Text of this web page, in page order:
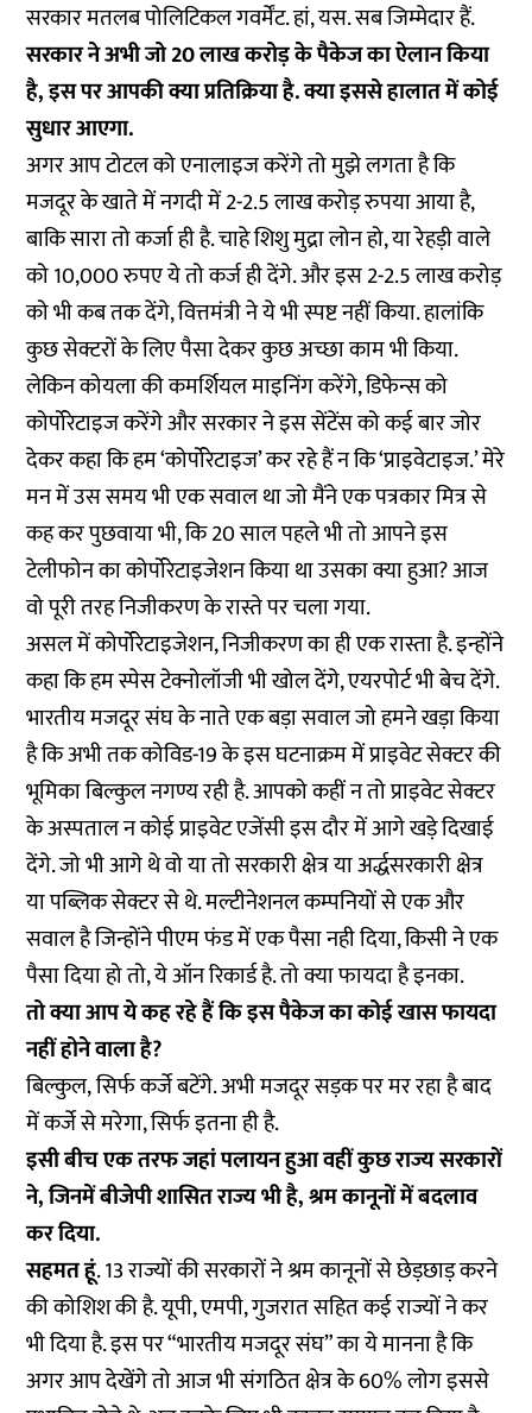
सरकार मतलब पोलिटिकल गवर्मेंट. हां, यस. सब जिम्मेदार हैं.
सरकार ने अभी जो 20 लाख करोड़ के पैकेज का ऐलान किया
है, इस पर आपकी क्या प्रतिक्रिया है. क्या इससे हालात में कोई
सुधार आएगा.
अगर आप टोटल को एनालाइज करेंगे तो मुझे लगता है कि
मजदूर के खाते में नगदी में 2-2.5 लाख करोड़ रुपया आया है,
बाकि सारा तो कर्जा ही है. चाहे शिशु मुद्रा लोन हो, या रेहड़ी वाले
को 10,000 रुपए ये तो कर्ज ही देंगे. और इस 2-2.5 लाख करोड़
को भी कब तक देंगे, वित्तमंत्री ने ये भी स्पष्ट नहीं किया. हालांकि
कुछ सेक्टरों के लिए पैसा देकर कुछ अच्छा काम भी किया.
लेकिन कोयला की कमर्शियल माइनिंग करेंगे, डिफेन्स को
कोर्पोरेटाइज करेंगे और सरकार ने इस सेंटेंस को कई बार जोर
देकर कहा कि हम ‘कोर्पोरेटाइज’ कर रहे हैं न कि ‘प्राइवेटाइज.’ मेरे
मन में उस समय भी एक सवाल था जो मैंने एक पत्रकार मित्र से
कह कर पुछवाया भी, कि 20 साल पहले भी तो आपने इस
टेलीफोन का कोर्पोरेटाइजेशन किया था उसका क्या हुआ? आज
वो पूरी तरह निजीकरण के रास्ते पर चला गया.
असल में कोर्पोरेटाइजेशन, निजीकरण का ही एक रास्ता है. इन्होंने
कहा कि हम स्पेस टेक्नोलॉजी भी खोल देंगे, एयरपोर्ट भी बेच देंगे.
भारतीय मजदूर संघ के नाते एक बड़ा सवाल जो हमने खड़ा किया
है कि अभी तक कोविड-19 के इस घटनाक्रम में प्राइवेट सेक्टर की
भूमिका बिल्कुल नगण्य रही है. आपको कहीं न तो प्राइवेट सेक्टर
के अस्पताल न कोई प्राइवेट एजेंसी इस दौर में आगे खड़े दिखाई
देंगे. जो भी आगे थे वो या तो सरकारी क्षेत्र या अर्द्धसरकारी क्षेत्र
या पब्लिक सेक्टर से थे. मल्टीनेशनल कम्पनियों से एक और
सवाल है जिन्होंने पीएम फंड में एक पैसा नही दिया, किसी ने एक
पैसा दिया हो तो, ये ऑन रिकार्ड है. तो क्या फायदा है इनका.
तो क्या आप ये कह रहे हैं कि इस पैकेज का कोई खास फायदा
नहीं होने वाला है?
बिल्कुल,सिर्फ कर्जे बटेंगे. अभी मजदूर सड़क पर मर रहा है बाद
में कर्जे से मरेगा, सिर्फ इतना ही है.
इसी बीच एक तरफ जहां पलायन हुआ वहीं कुछ राज्य सरकारों
ने, जिनमें बीजेपी शासित राज्य भी है, श्रम कानूनों में बदलाव
कर दिया.
सहमत हूं. 13 राज्यों कीसरकारों ने श्रम कानूनों से छेड़छाड़ करने
की कोशिश की है. यूपी, एमपी, गुजरात सहित कई राज्यों ने कर
भी दिया है. इस पर “भारतीय मजदूर संघ” का ये मानना है कि
अगर आप देखेंगे तो आज भी संगठित क्षेत्र के 60% लोग इससे